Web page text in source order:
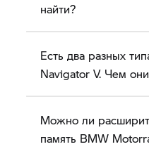
найти?
Есть два разных
Navigator V. Чем они
Можно ли
память BMW